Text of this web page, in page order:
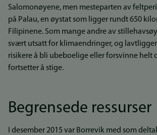
Salomonøyene, men mesteparten av
på Palau, en øystat som ligger rundt 650
Filipinene. Som mange andre av
svært utsatt for klimaendringer, og
risikere å bli ubeboelige eller forsvinne helt
fortsetter å stige.
Begrensede ressurser
I desember 2015 var Borrevik med som